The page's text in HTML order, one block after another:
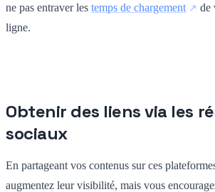
ne pas entraver les temps de chargement
de
ligne.
Obtenir des liens via les
sociaux
En partageant vos contenus sur ces
augmentez leur visibilité, mais vous